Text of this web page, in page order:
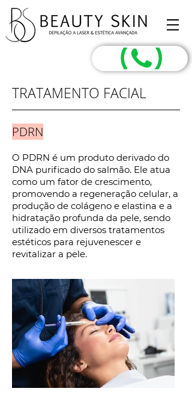
TRATAMENTO FACIAL
PDRN
O PDRN é um produto derivado do
DNA purificado do salmão. Ele atua
como um fator de crescimento,
promovendo a regeneração celular, a
produção de colágeno e elastina e a
hidratação profunda da pele, sendo
utilizado em diversos tratamentos
estéticos para rejuvenescer e
revitalizar a pele.